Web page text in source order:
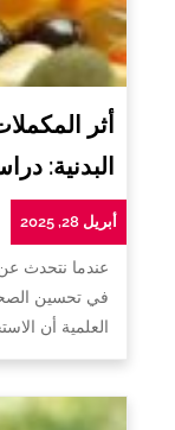
أثر
البدنية:
أبريل 28, 2025
عندما نتحدث عن
في تحسين الصحة
العلمية أن